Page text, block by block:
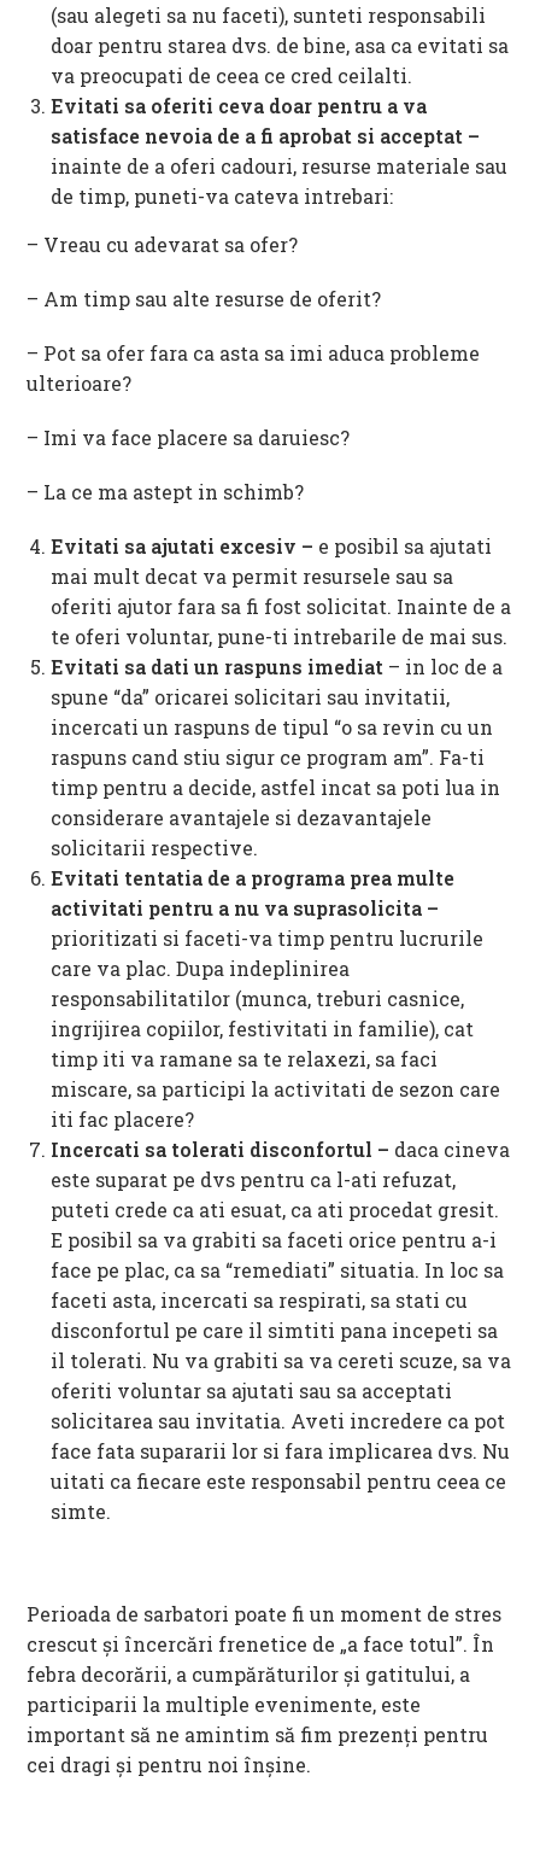
(sau alegeti sa nu faceti), sunteti responsabili
doar pentru starea dvs. de bine, asa ca evitati sa
va preocupati de ceea ce cred ceilalti.
Evitati sa oferiti ceva doar pentru a va
satisface nevoia de a fi aprobat si acceptat –
inainte de a oferi cadouri, resurse materiale sau
de timp, puneti-va cateva intrebari:
– Vreau cu adevarat sa ofer?
– Am timp sau alte resurse de oferit?
– Pot sa ofer fara ca asta sa imi aduca probleme
ulterioare?
– Imi va face placere sa daruiesc?
– La ce ma astept in schimb?
Evitati sa ajutati excesiv – e posibil sa ajutati
mai mult decat va permit resursele sau sa
oferiti ajutor fara sa fi fost solicitat. Inainte de a
te oferi voluntar, pune-ti intrebarile de mai sus.
Evitati sa dati un raspuns imediat – in loc de a
spune “da” oricarei solicitari sau invitatii,
incercati un raspuns de tipul “o sa revin cu un
raspuns cand stiu sigur ce program am”. Fa-ti
timp pentru a decide, astfel incat sa poti lua in
considerare avantajele si dezavantajele
solicitarii respective.
Evitati tentatia de a programa prea multe
activitati pentru a nu va suprasolicita –
prioritizati si faceti-va timp pentru lucrurile
care va plac. Dupa indeplinirea
responsabilitatilor (munca, treburi casnice,
ingrijirea copiilor, festivitati in familie), cat
timp iti va ramane sa te relaxezi, sa faci
miscare, sa participi la activitati de sezon care
iti fac placere?
Incercati sa tolerati disconfortul – daca cineva
este suparat pe dvs pentru ca l-ati refuzat,
puteti crede ca ati esuat, ca ati procedat gresit.
E posibil sa va grabiti sa faceti orice pentru a-i
face pe plac, ca sa “remediati” situatia. In loc sa
faceti asta, incercati sa respirati, sa stati cu
disconfortul pe care il simtiti pana incepeti sa
il tolerati. Nu va grabiti sa va cereti scuze, sa va
oferiti voluntar sa ajutati sau sa acceptati
solicitarea sau invitatia. Aveti incredere ca pot
face fata supararii lor si fara implicarea dvs. Nu
uitati ca fiecare este responsabil pentru ceea ce
simte.
Perioada de sarbatori poate fi un moment de stres
crescut și încercări frenetice de „a face totul”. În
febra decorării, a cumpărăturilor și gatitului, a
participarii la multiple evenimente, este
important să ne amintim să fim prezenți pentru
cei dragi și pentru noi înșine.